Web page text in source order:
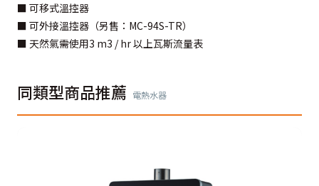
■ 可移式溫控器
■ 可外接溫控器（另售：MC-94S-TR）
■ 天然氣需使用3 m3 / hr 以上瓦斯流量表
同類型商品推薦 電熱水器